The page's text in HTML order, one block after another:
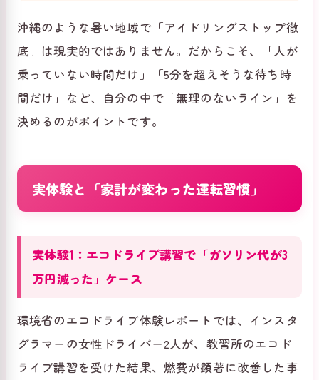
沖縄のような暑い地域で「アイドリングストップ徹
底」は現実的ではありません。だからこそ、「人が
乗っていない時間だけ」「5分を超えそうな待ち時
間だけ」など、自分の中で「無理のないライン」を
決めるのがポイントです。
実体験と「家計が変わった運転習慣」
実体験1：エコドライブ講習で「ガソリン代が3
万円減った」ケース
環境省のエコドライブ体験レポートでは、インスタ
グラマーの女性ドライバー2人が、教習所のエコド
ライブ講習を受けた結果、燃費が顕著に改善した事